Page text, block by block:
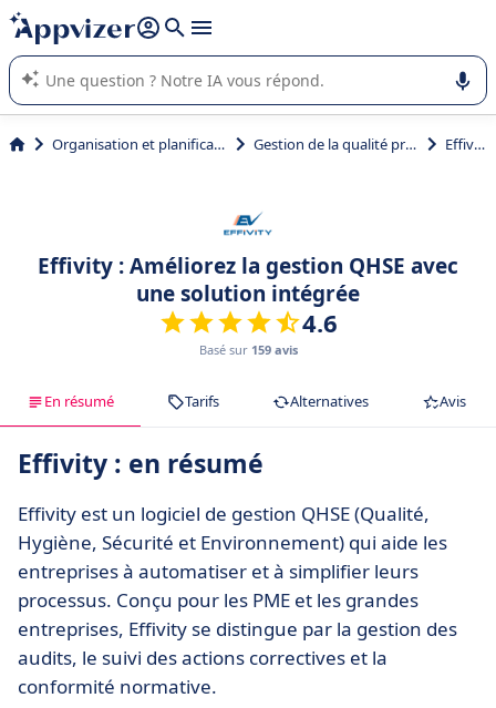
répondre (plusieurs lignes avec
L'IA de Appvizer vous guide dans l'utilisation ou la sélection de
logiciel SaaS en entreprise.
Organisation et planification Gestion de la qualité projet Effivity
Effivity : Améliorez la gestion QHSE avec
une solution intégrée
4.6
Basé sur 159 avis
En résumé Tarifs Alternatives Avis
Effivity : en résumé
Effivity est un logiciel de gestion QHSE (Qualité,
Hygiène, Sécurité et Environnement) qui aide les
entreprises à automatiser et à simplifier leurs
processus. Conçu pour les PME et les grandes
entreprises, Effivity se distingue par la gestion des
audits, le suivi des actions correctives et la
conformité normative.